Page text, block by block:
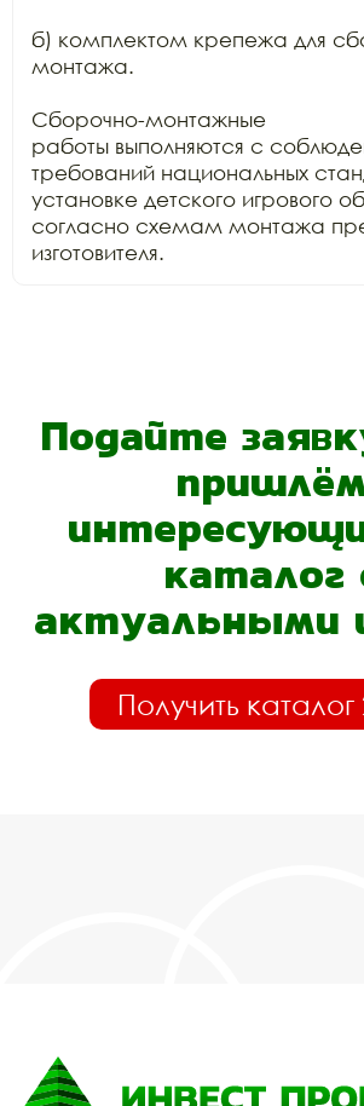
б) комплектом крепежа для
монтажа.
Сборочно-монтажные
работы выполняются с
требований национальных
установке детского игрового
согласно схемам монтажа
изготовителя.
Подайте
каталог
актуальными
Получить каталог